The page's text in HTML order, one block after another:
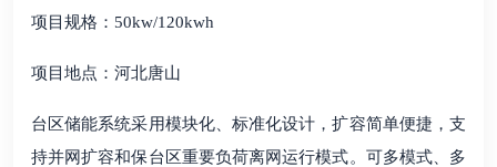
项目规格：50kw/120kwh
项目地点：河北唐山
台区储能系统采用模块化、标准化设计，扩容简单便捷，支
持并网扩容和保台区重要负荷离网运行模式。可多模式、多